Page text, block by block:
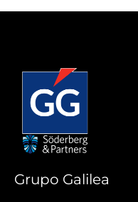
Grupo Galilea